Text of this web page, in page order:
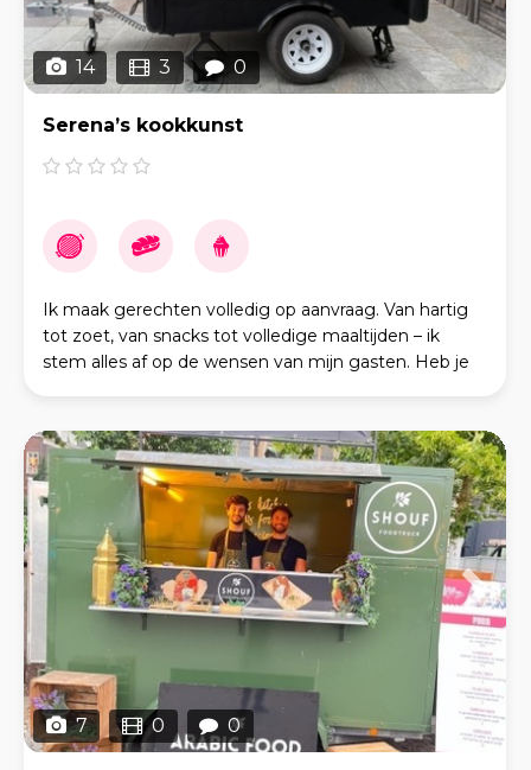
14 3 0
Serena’s kookkunst
Ik maak gerechten volledig op aanvraag. Van hartig
tot zoet, van snacks tot volledige maaltijden – ik
stem alles af op de wensen van mijn gasten. Heb je
7 0 0